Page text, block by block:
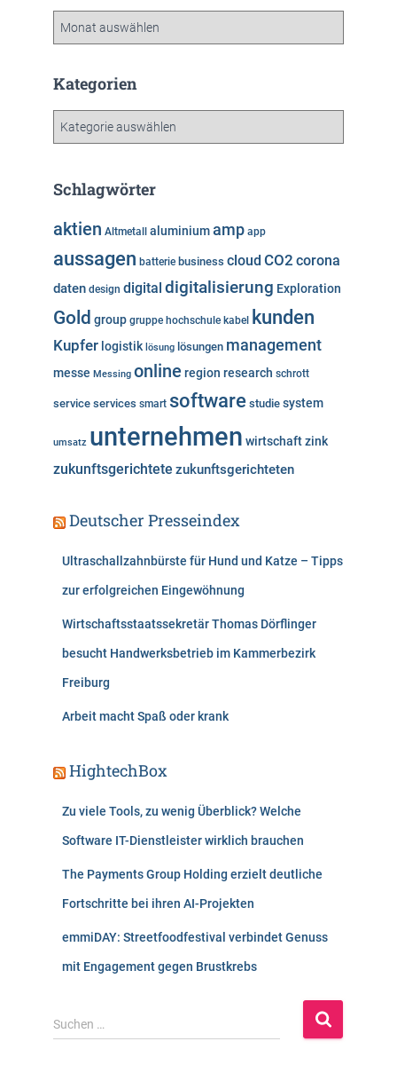
h
Kategorien
g
r
i
n
Schlagwörter
aktien Altmetall aluminiumamp app
aussagen batterie business cloud CO2 corona
daten design digital digitalisierung Exploration
Gold group gruppe hochschule kabel kunden
Kupfer logistik lösung lösungen management
messe Messing online region research schrott
service services smart software studie system
umsatz unternehmen wirtschaftzink
zukunftsgerichtete zukunftsgerichteten
Deutscher Presseindex
Ultraschallzahnbürste für Hund und Katze – Tipps
zur erfolgreichen Eingewöhnung
Wirtschaftsstaatssekretär Thomas Dörflinger
besucht Handwerksbetrieb im Kammerbezirk
Freiburg
Arbeit macht Spaß oder krank
HightechBox
Zu viele Tools, zu wenig Überblick? Welche
Software IT-Dienstleister wirklich brauchen
The Payments Group Holding erzielt deutliche
Fortschritte bei ihren AI-Projekten
emmiDAY: Streetfoodfestival verbindet Genuss
mit Engagement gegen Brustkrebs
S
u
Suchen …